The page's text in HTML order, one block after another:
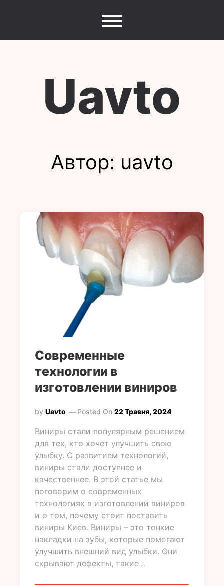
Uavto
Автор: uavto
Современные
технологии в
изготовлении виниров
by Uavto Posted On 22 Травня, 2024
Виниры стали популярным решением
для тех, кто хочет улучшить свою
улыбку. С развитием технологий,
виниры стали доступнее и
качественнее. В этой статье мы
поговорим о современных
технологиях в изготовлении виниров
и о том, почему стоит поставить
виниры Киев. Виниры – это тонкие
накладки на зубы, которые помогают
улучшить внешний вид улыбки. Они
скрывают дефекты, такие…